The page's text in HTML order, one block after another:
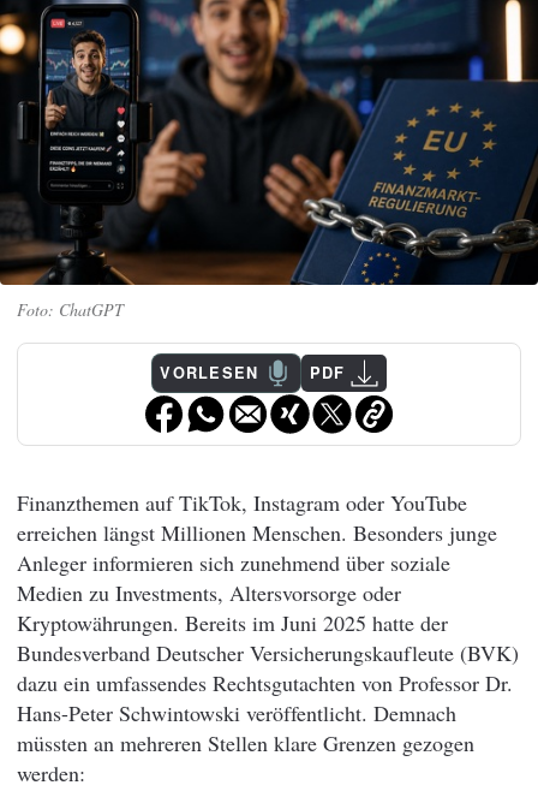
ChatGPT
VORLESEN PDF
Finanzthemen auf TikTok, Instagram oder YouTube
erreichen längst Millionen Menschen. Besonders junge
Anleger informieren sich zunehmend über soziale
Medien zu Investments, Altersvorsorge oder
Kryptowährungen. Bereits im Juni 2025 hatte der
Bundesverband Deutscher Versicherungskaufleute (BVK)
dazu ein umfassendes Rechtsgutachten von Professor Dr.
Hans-Peter Schwintowski veröffentlicht. Demnach
müssten an mehreren Stellen klare Grenzen gezogen
werden: